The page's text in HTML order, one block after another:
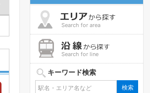
Search for area
Search for line
キーワード検索